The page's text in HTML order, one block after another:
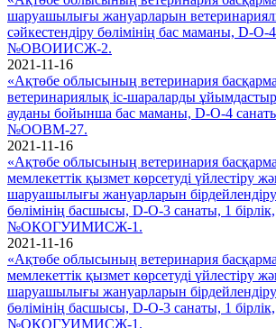
шаруашылығы жануарларын
сәйкестендіру бөлімінің бас маманы, D-O-
№ОВОИИСЖ-2.
2021-11-16
«Ақтөбе облысының ветеринария
ветеринариялық іс-шараларды
ауданы бойынша бас маманы, D-O-4
№ООВМ-27.
2021-11-16
«Ақтөбе облысының ветеринария
мемлекеттік қызмет көрсетуді үйлестіру
шаруашылығы жануарларын
бөлімінің басшысы, D-O-3 санаты, 1 бірлік,
№ОКОГУИМИСЖ-1.
2021-11-16
«Ақтөбе облысының ветеринария
мемлекеттік қызмет көрсетуді үйлестіру
шаруашылығы жануарларын
бөлімінің басшысы, D-O-3 санаты, 1 бірлік,
№ОКОГУИМИСЖ-1.